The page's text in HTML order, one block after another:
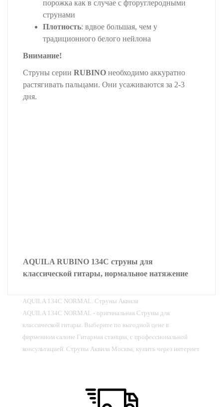
порожка как в случае с фторуглеродными
струнами
Плотность: вдвое большая, чем у
традиционного белого нейлона
Внимание!
Струны серии RUBINO необходимо аккуратно
растягивать пальцами. Они усаживаются за 2-3
дня.
AQUILA RUBINO 134C струны для
классической гитары, нормальное натяжение
AQUILA 134С NORMAL. Струны Аквила
AQUILA 134С NORMAL - оригинальная Струны для
классической гитары. Выберите по выгодной цене в
фирменном салоне Гитарная станция, с профессиональной
консультацией. Струны Аквила Москва, купить через интернет